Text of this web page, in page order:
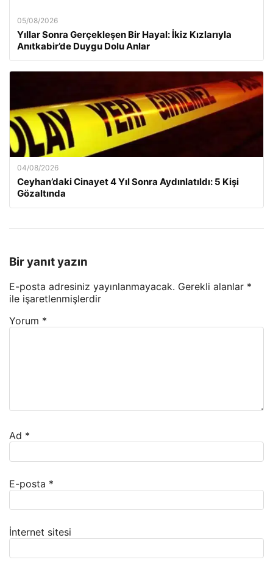
05/08/2026
Yıllar Sonra Gerçekleşen Bir Hayal: İkiz Kızlarıyla
Anıtkabir’de Duygu Dolu Anlar
04/08/2026
Ceyhan’daki Cinayet 4 Yıl Sonra Aydınlatıldı: 5 Kişi
Gözaltında
Bir yanıt yazın
E-posta adresiniz yayınlanmayacak. Gerekli alanlar *
ile işaretlenmişlerdir
Yorum *
Ad *
E-posta *
İnternet sitesi